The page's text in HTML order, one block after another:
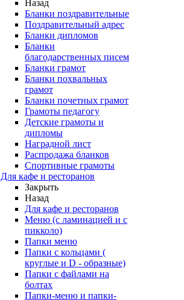
Назад
Бланки поздравительные
Поздравительный адрес
Бланки дипломов
Бланки
благодарственных писем
Бланки грамот
Бланки похвальных
грамот
Бланки почетных грамот
Грамоты педагогу
Детские грамоты и
дипломы
Наградной лист
Распродажа бланков
Спортивные грамоты
Для кафе и ресторанов
Закрыть
Назад
Для кафе и ресторанов
Меню (с ламинацией и с
пикколо)
Папки меню
Папки с кольцами (
круглые и D - образные)
Папки с файлами на
болтах
Папки-меню и папки-